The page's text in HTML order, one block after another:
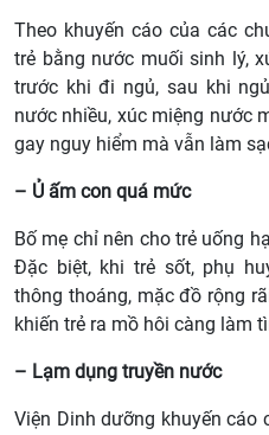
Theo khuyến cáo của các
trẻ bằng nước muối sinh lý,
trước khi đi ngủ, sau khi
nước nhiều, xúc miệng nước
gay nguy hiểm mà vẫn làm
– Ủ ấm con quá mức
Bố mẹ chỉ nên cho trẻ uống
Đặc biệt, khi trẻ sốt, phụ
thông thoáng, mặc đồ rộng
khiến trẻ ra mồ hôi càng làm
– Lạm dụng truyền nước
Viện Dinh dưỡng khuyến cáo